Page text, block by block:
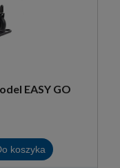
EASY GO
koszyka